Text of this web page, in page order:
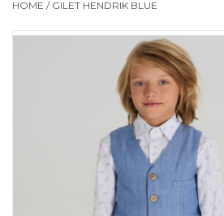
Accessoires
HOME / GILET HENDRIK BLUE